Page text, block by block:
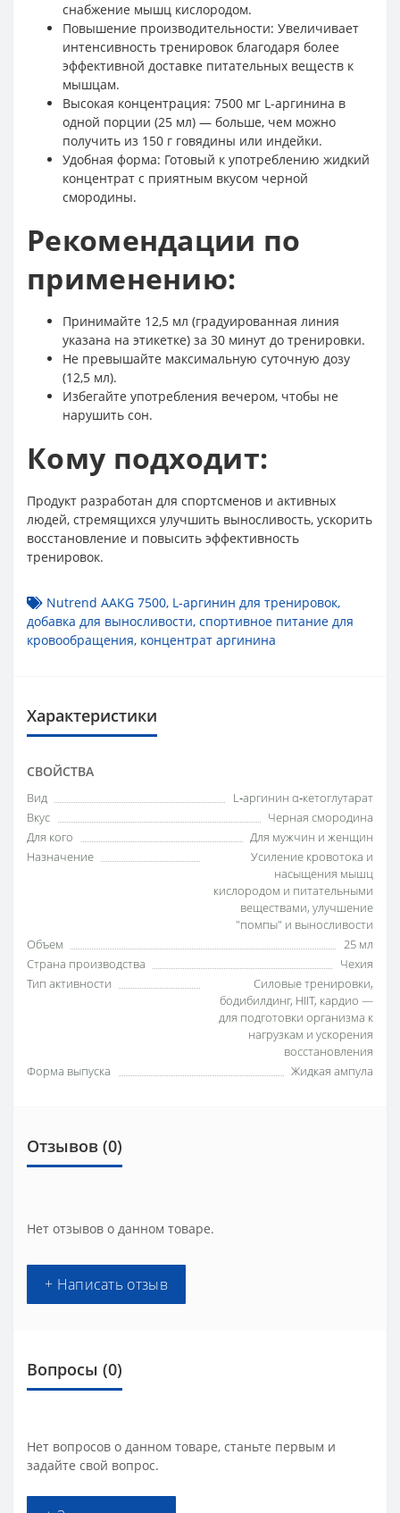
снабжение мышц кислородом.
Повышение производительности: Увеличивает
интенсивность тренировок благодаря более
эффективной доставке питательных веществ к
мышцам.
Высокая концентрация: 7500 мг L-аргинина в
одной порции (25 мл) — больше, чем можно
получить из 150 г говядины или индейки.
Удобная форма: Готовый к употреблению жидкий
концентрат с приятным вкусом черной
смородины.
Рекомендации по
применению:
Принимайте 12,5 мл (градуированная линия
указана на этикетке) за 30 минут до тренировки.
Не превышайте максимальную суточную дозу
(12,5 мл).
Избегайте употребления вечером, чтобы не
нарушить сон.
Кому подходит:
Продукт разработан для спортсменов и активных
людей, стремящихся улучшить выносливость, ускорить
восстановление и повысить эффективность
тренировок.
Nutrend AAKG 7500, L-аргинин для тренировок,
добавка для выносливости, спортивное питание для
кровообращения, концентрат аргинина
Характеристики
СВОЙСТВА
Вид
L‑аргинин α‑кетоглутарат
Вкус
Черная смородина
Для кого
Для мужчин и женщин
Назначение
Усиление кровотока и
насыщения мышц
кислородом и питательными
веществами, улучшение
"помпы" и выносливости
Объем
25 мл
Страна производства
Чехия
Тип активности
Силовые тренировки,
бодибилдинг, HIIT, кардио —
для подготовки организма к
нагрузкам и ускорения
восстановления
Форма выпуска
Жидкая ампула
Отзывов (0)
Нет отзывов о данном товаре.
+ Написать отзыв
Вопросы (0)
Нет вопросов о данном товаре, станьте первым и
задайте свой вопрос.